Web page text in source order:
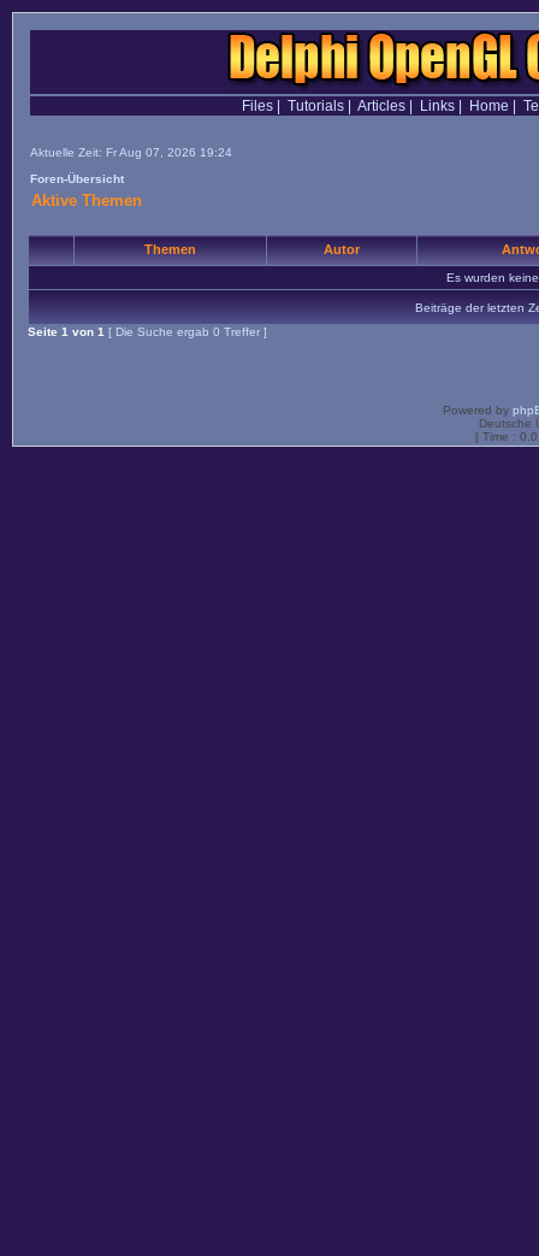
Files| Tutorials| Articles| Links| Home
Aktuelle Zeit: Fr Aug 07, 2026 19:24
Foren-Übersicht
Aktive Themen
Themen Autor
Es wurden
Beiträge der letzten
Seite 1 von 1 [ Die Suche ergab 0 Treffer ]
Powered by
Deutsche
[ Time :